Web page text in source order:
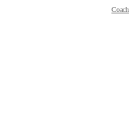
Coach